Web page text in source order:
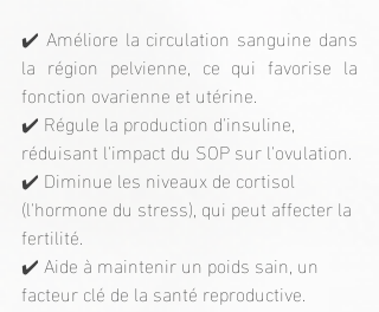
✔️ Améliore la circulation sanguine dans
la région pelvienne, ce qui favorise la
fonction ovarienne et utérine.
✔️ Régule la production d'insuline,
réduisant l'impact du SOP sur l'ovulation.
✔️ Diminue les niveaux de cortisol
(l'hormone du stress), qui peut affecter la
fertilité.
✔️ Aide à maintenir un poids sain, un
facteur clé de la santé reproductive.